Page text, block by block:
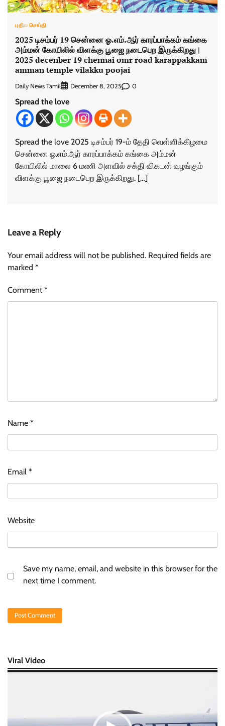
புதிய செய்தி
2025 டிசம்பர் 19 சென்னை ஓ.எம்.ஆர் காரப்பாக்கம் கங்கை
அம்மன் கோயிலில் விளக்கு பூஜை நடைபெற இருக்கிறது |
2025 decenber 19 chennai omr road karappakkam
amman temple vilakku poojai
Daily News Tamil December 8, 2025 0
Spread the love
Spread the love 2025 டிசம்பர் 19-ம் தேதி வெள்ளிக்கிழமை
சென்னை ஓ.எம்.ஆர் காரப்பாக்கம் கங்கை அம்மன்
கோயிலில் மாலை 6 மணி அளவில் சக்தி விகடன் வழங்கும்
விளக்கு பூஜை நடைபெற இருக்கிறது. […]
Leave a Reply
Your email address will not be published. Required fields are
marked *
Comment*
Name *
Email *
Website
Save my name, email, and website in this browser for the
next time I comment.
Viral Video